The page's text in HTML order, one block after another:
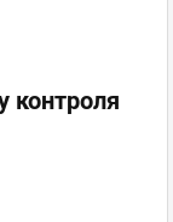
контроля